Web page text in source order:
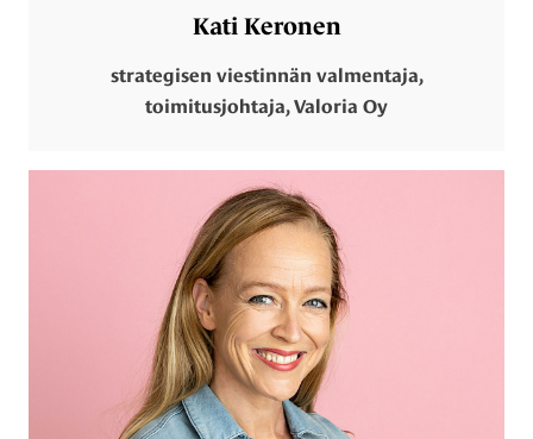
Kati Keronen
strategisen viestinnän valmentaja,
toimitusjohtaja, Valoria Oy